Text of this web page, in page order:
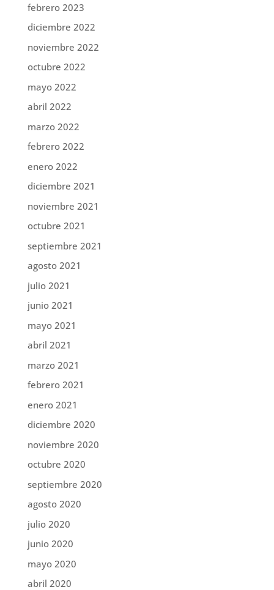
febrero 2023
diciembre 2022
noviembre 2022
octubre 2022
mayo 2022
abril 2022
marzo 2022
febrero 2022
enero 2022
diciembre 2021
noviembre 2021
octubre 2021
septiembre 2021
agosto 2021
julio 2021
junio 2021
mayo 2021
abril 2021
marzo 2021
febrero 2021
enero 2021
diciembre 2020
noviembre 2020
octubre 2020
septiembre 2020
agosto 2020
julio 2020
junio 2020
mayo 2020
abril 2020